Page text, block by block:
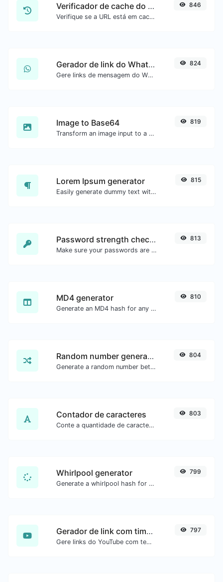
Verificador de cache do Google
Verifique se a URL está em cache pelo Google.
846
Gerador de link do WhatsApp
Gere links de mensagem do WhatsApp com facilidade.
824
Image to Base64
Transform an image input to a Base64 string.
819
Lorem Ipsum generator
Easily generate dummy text with the Lorem Ipsum generator.
815
Password strength checker
Make sure your passwords are good enough.
813
MD4 generator
Generate an MD4 hash for any string input.
810
Random number generator
Generate a random number between a given range.
804
Contador de caracteres
Conte a quantidade de caracteres e palavras de um texto.
803
Whirlpool generator
Generate a whirlpool hash for any string input.
799
Gerador de link com timestamp do YouTube
Gere links do YouTube com tempo inicial exato, útil para usuários móveis.
797